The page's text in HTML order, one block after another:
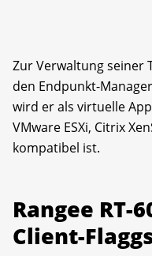
Zur Verwaltung seiner
den Endpunkt-
wird er als virtuelle
VMware ESXi, Citrix
kompatibel ist.
Rangee RT-
Client-